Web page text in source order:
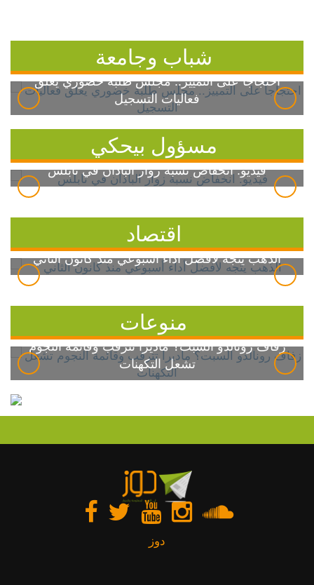
شباب وجامعة
احتجاجاً على التمييز.. مجلس طلبة خضوري يعلق
فعاليات التسجيل
مسؤول بيحكي
فيديو: انخفاض نسبة زوار الباذان في نابلس
اقتصاد
الذهب يتجه لأفضل أداء أسبوعي منذ كانون الثاني
منوعات
زفاف رونالدو السبت؟ ماديرا تترقب وقائمة النجوم
تشعل التكهنات
دوز